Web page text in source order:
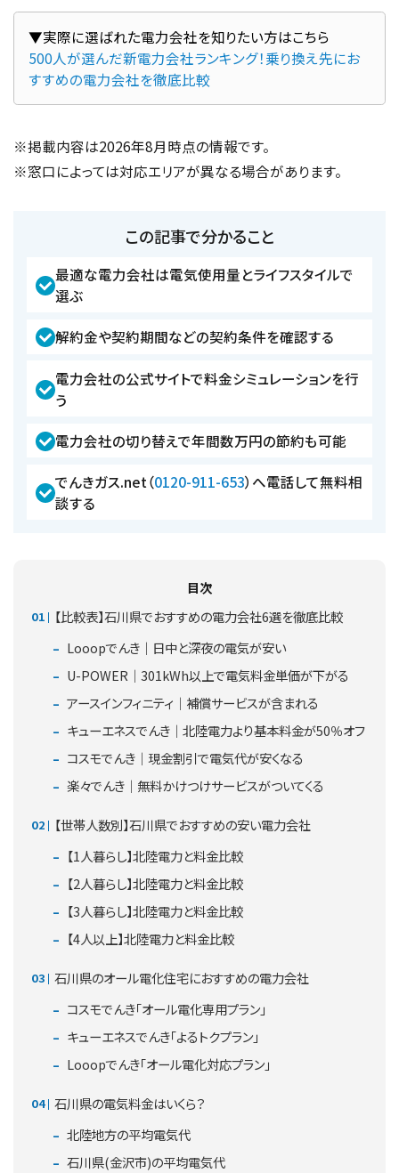
500人が選んだ新電力会社ランキング！乗り換え先にお
すすめの電力会社を徹底比較
※掲載内容は2026年8月時点の情報です。
※窓口によっては対応エリアが異なる場合があります。
この記事で分かること
最適な電力会社は電気使用量とライフスタイルで
選ぶ
解約金や契約期間などの契約条件を確認する
電力会社の公式サイトで料金シミュレーションを行
う
電力会社の切り替えで年間数万円の節約も可能
でんきガス.net（0120-911-653）へ電話して無料相
談する
目次
【比較表】石川県でおすすめの電力会社6選を徹底比較
Looopでんき｜日中と深夜の電気が安い
U-POWER｜301kWh以上で電気料金単価が下がる
アースインフィニティ｜補償サービスが含まれる
キューエネスでんき｜北陸電力より基本料金が50％オフ
コスモでんき｜現金割引で電気代が安くなる
楽々でんき｜無料かけつけサービスがついてくる
【世帯人数別】石川県でおすすめの安い電力会社
【1人暮らし】北陸電力と料金比較
【2人暮らし】北陸電力と料金比較
【3人暮らし】北陸電力と料金比較
【4人以上】北陸電力と料金比較
石川県のオール電化住宅におすすめの電力会社
コスモでんき「オール電化専用プラン」
キューエネスでんき「よるトクプラン」
Looopでんき「オール電化対応プラン」
石川県の電気料金はいくら？
北陸地方の平均電気代
石川県(金沢市)の平均電気代